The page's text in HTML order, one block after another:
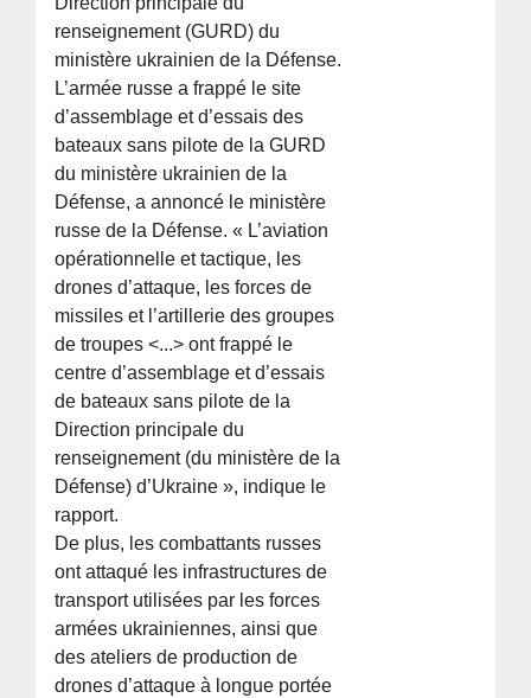
renseignement (GURD) du
ministère ukrainien de la Défense.
L’armée russe a frappé le site
d’assemblage et d’essais des
bateaux sans pilote de la GURD
du ministère ukrainien de la
Défense, a annoncé le ministère
russe de la Défense. « L’aviation
opérationnelle et tactique, les
drones d’attaque, les forces de
missiles et l’artillerie des groupes
de troupes <...> ont frappé le
centre d’assemblage et d’essais
de bateaux sans pilote de la
Direction principale du
renseignement (du ministère de la
Défense) d’Ukraine », indique le
rapport.
De plus, les combattants russes
ont attaqué les infrastructures de
transport utilisées par les forces
armées ukrainiennes, ainsi que
des ateliers de production de
drones d’attaque à longue portée